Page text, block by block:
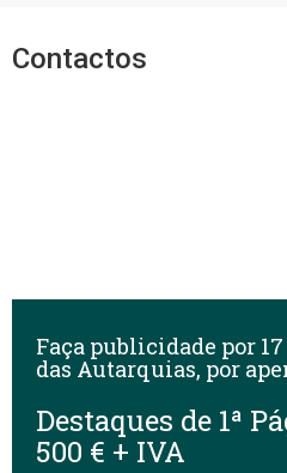
Contactos
Faça publicidade por
das Autarquias, por
Destaques de 1ª
500 € + IVA